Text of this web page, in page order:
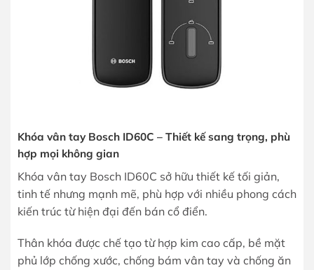
Khóa vân tay Bosch ID60C – Thiết kế sang trọng, phù
hợp mọi không gian
Khóa vân tay Bosch ID60C sở hữu thiết kế tối giản,
tinh tế nhưng mạnh mẽ, phù hợp với nhiều phong cách
kiến trúc từ hiện đại đến bán cổ điển.
Thân khóa được chế tạo từ hợp kim cao cấp, bề mặt
phủ lớp chống xước, chống bám vân tay và chống ăn